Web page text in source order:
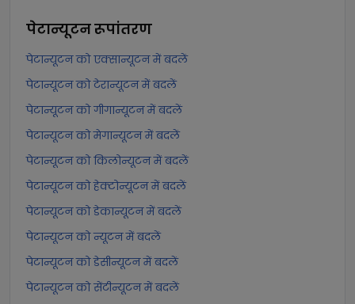
पेटान्यूटनरूपांतरण
पेटान्यूटन को एक्सान्यूटन में बदलें
पेटान्यूटन को टेरान्यूटन में बदलें
पेटान्यूटन को गीगान्यूटन में बदलें
पेटान्यूटन को मेगान्यूटन में बदलें
पेटान्यूटन को किलोन्यूटन में बदलें
पेटान्यूटन को हेक्टोन्यूटन में बदलें
पेटान्यूटन को डेकान्यूटन में बदलें
पेटान्यूटन को न्यूटन में बदलें
पेटान्यूटन को डेसीन्यूटन में बदलें
पेटान्यूटन को सेंटीन्यूटन में बदलें